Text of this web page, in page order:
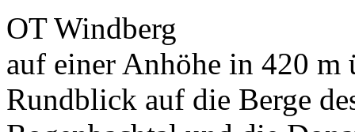
OT Windberg
auf einer Anhöhe in 420
Rundblick auf die Berge